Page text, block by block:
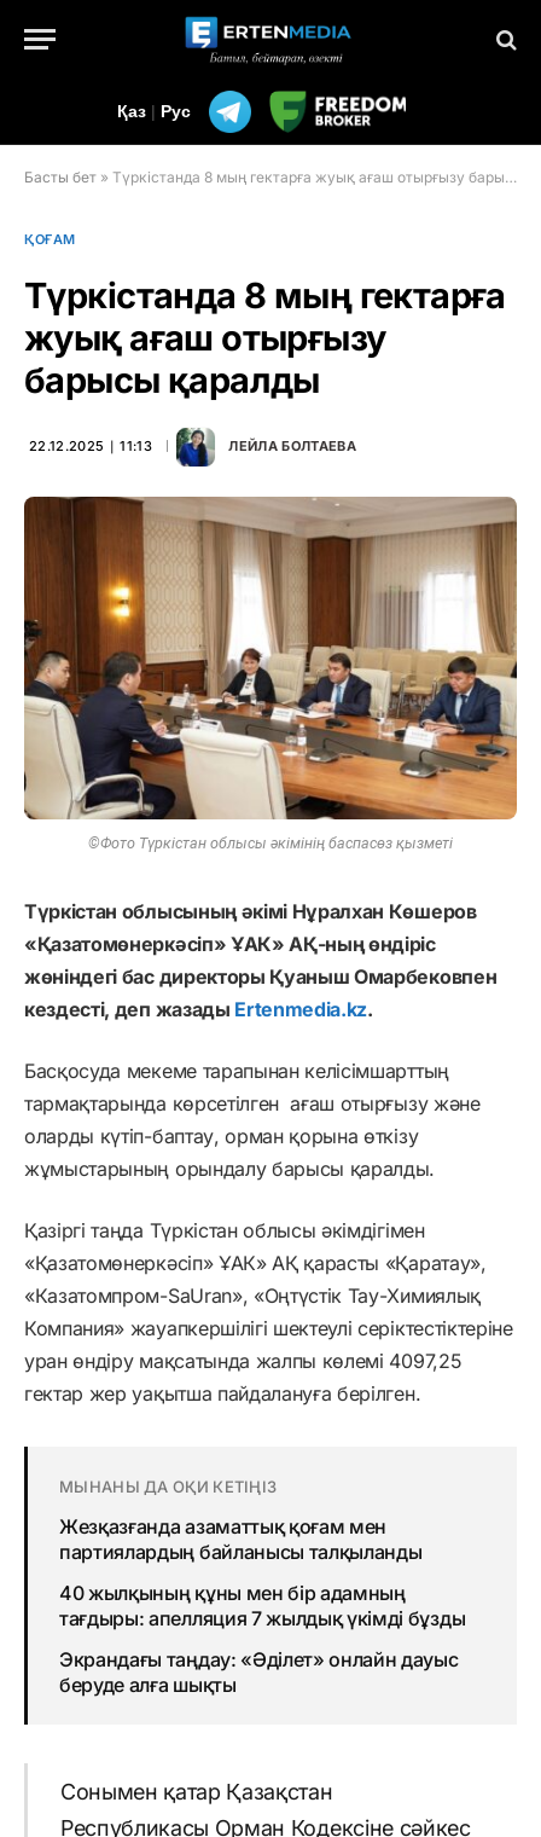
Қаз | Рус
Басты бет » Түркістанда 8 мың гектарға жуық ағаш отырғызу барысы қаралды
ҚОҒАМ
Түркістанда 8 мың гектарға
жуық ағаш отырғызу
барысы қаралды
22.12.2025 ∣ 11:13 ЛЕЙЛА БОЛТАЕВА
©Фото Түркістан облысы әкімінің баспасөз қызметі
Түркістан облысының әкімі Нұралхан Көшеров
«Қазатомөнеркәсіп» ҰАК» АҚ-ның өндіріс
жөніндегі бас директоры Қуаныш Омарбековпен
кездесті, деп жазады Ertenmedia.kz.
Басқосуда мекеме тарапынан келісімшарттың
тармақтарында көрсетілген ағаш отырғызу және
оларды күтіп-баптау, орман қорына өткізу
жұмыстарының орындалу барысы қаралды.
Қазіргі таңда Түркістан облысы әкімдігімен
«Қазатомөнеркәсіп» ҰАК» АҚ қарасты «Қаратау»,
«Казатомпром-SaUran», «Оңтүстік Тау-Химиялық
Компания» жауапкершілігі шектеулі серіктестіктеріне
уран өндіру мақсатында жалпы көлемі 4097,25
гектар жер уақытша пайдалануға берілген.
МЫНАНЫ ДА ОҚИ КЕТІҢІЗ
Жезқазғанда азаматтық қоғам мен
партиялардың байланысы талқыланды
40 жылқының құны мен бір адамның
тағдыры: апелляция 7 жылдық үкімді бұзды
Экрандағы таңдау: «Әділет» онлайн дауыс
беруде алға шықты
Сонымен қатар Қазақстан
Республикасы Орман Кодексіне сәйкес